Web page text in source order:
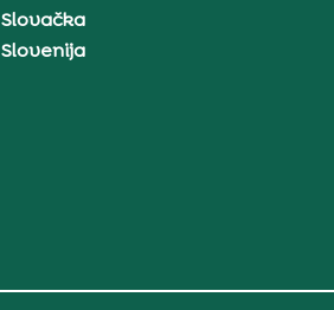
Slovačka
Slovenija